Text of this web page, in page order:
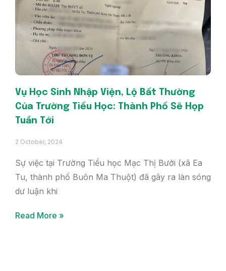
Vụ Học Sinh Nhập Viện, Lộ Bất Thường
Của Trường Tiểu Học: Thành Phố Sẽ Họp
Tuần Tới
2 October, 2024
Sự việc tại Trường Tiểu học Mạc Thị Bưởi (xã Ea
Tu, thành phố Buôn Ma Thuột) đã gây ra làn sóng
dư luận khi
Read More »